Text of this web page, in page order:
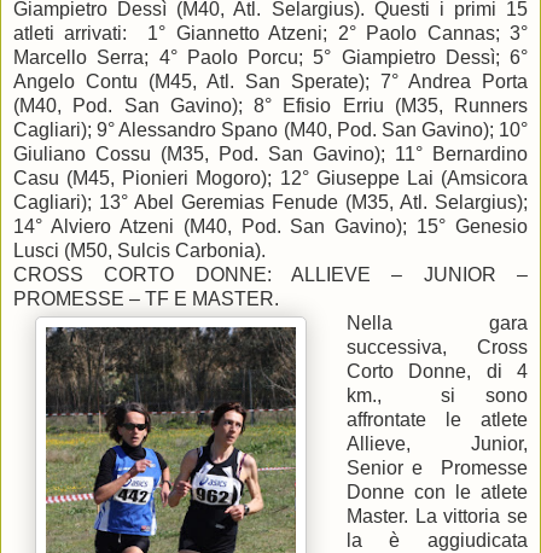
Giampietro Dessì (M40, Atl. Selargius). Questi i primi 15
atleti arrivati: 1° Giannetto Atzeni; 2° Paolo Cannas; 3°
Marcello Serra; 4° Paolo Porcu; 5° Giampietro Dessì; 6°
Angelo Contu (M45, Atl. San Sperate); 7° Andrea Porta
(M40, Pod. San Gavino); 8° Efisio Erriu (M35, Runners
Cagliari); 9° Alessandro Spano (M40, Pod. San Gavino); 10°
Giuliano Cossu (M35, Pod. San Gavino); 11° Bernardino
Casu (M45, Pionieri Mogoro); 12° Giuseppe Lai (Amsicora
Cagliari); 13° Abel Geremias Fenude (M35, Atl. Selargius);
14° Alviero Atzeni (M40, Pod. San Gavino); 15° Genesio
Lusci (M50, Sulcis Carbonia).
CROSS CORTO DONNE: ALLIEVE – JUNIOR –
PROMESSE – TF E MASTER.
Nella gara
successiva, Cross
Corto Donne, di 4
km., si sono
affrontate le atlete
Allieve, Junior,
Senior e Promesse
Donne con le atlete
Master. La vittoria se
la è aggiudicata